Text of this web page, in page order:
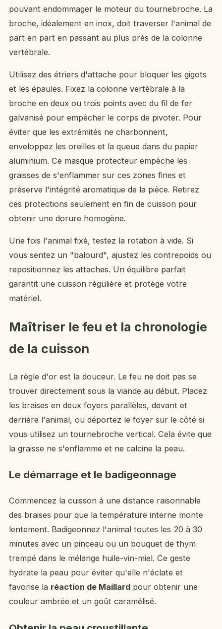
pouvant endommager le moteur du tournebroche. La
broche, idéalement en inox, doit traverser l'animal de
part en part en passant au plus près de la colonne
vertébrale.
Utilisez des étriers d'attache pour bloquer les gigots
et les épaules. Fixez la colonne vertébrale à la
broche en deux ou trois points avec du fil de fer
galvanisé pour empêcher le corps de pivoter. Pour
éviter que les extrémités ne charbonnent,
enveloppez les oreilles et la queue dans du papier
aluminium. Ce masque protecteur empêche les
graisses de s'enflammer sur ces zones fines et
préserve l'intégrité aromatique de la pièce. Retirez
ces protections seulement en fin de cuisson pour
obtenir une dorure homogène.
Une fois l'animal fixé, testez la rotation à vide. Si
vous sentez un "balourd", ajustez les contrepoids ou
repositionnez les attaches. Un équilibre parfait
garantit une cuisson régulière et protège votre
matériel.
Maîtriser le feu et la chronologie
de la cuisson
La règle d'or est la douceur. Le feu ne doit pas se
trouver directement sous la viande au début. Placez
les braises en deux foyers parallèles, devant et
derrière l'animal, ou déportez le foyer sur le côté si
vous utilisez un tournebroche vertical. Cela évite que
la graisse ne s'enflamme et ne calcine la peau.
Le démarrage et le badigeonnage
Commencez la cuisson à une distance raisonnable
des braises pour que la température interne monte
lentement. Badigeonnez l'animal toutes les 20 à 30
minutes avec un pinceau ou un bouquet de thym
trempé dans le mélange huile-vin-miel. Ce geste
hydrate la peau pour éviter qu'elle n'éclate et
favorise la réaction de Maillard pour obtenir une
couleur ambrée et un goût caramélisé.